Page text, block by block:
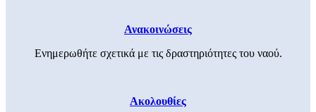
Ανακοινώσεις
Ενημερωθήτε σχετικά με τις δραστηριότητες του ναού.
Ακολουθίες